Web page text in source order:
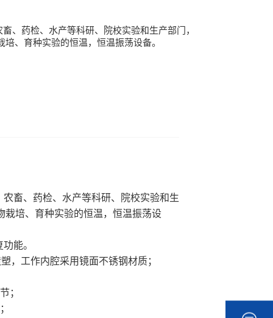
、药检、水产等科研、院校实验和生产部门，
、育种实验的恒温，恒温振荡设备。
畜、药检、水产等科研、院校实验和生
培、育种实验的恒温，恒温振荡设
能。
，工作内腔采用镜面不锈钢材质；
；